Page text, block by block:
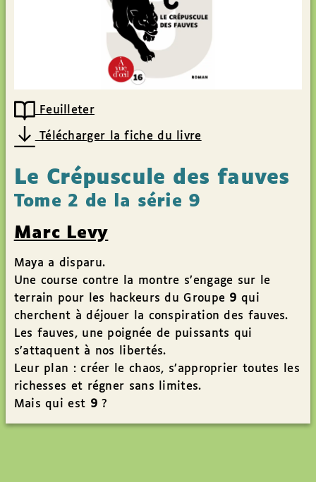
Feuilleter
Télécharger la fiche du livre
Le Crépuscule des fauves
Tome 2 de la série 9
Marc Levy
Maya a disparu.
Une course contre la montre s’engage sur le
terrain pour les hackeurs du Groupe 9 qui
cherchent à déjouer la conspiration des fauves.
Les fauves, une poignée de puissants qui
s’attaquent à nos libertés.
Leur plan : créer le chaos, s’approprier toutes les
richesses et régner sans limites.
Mais qui est 9?